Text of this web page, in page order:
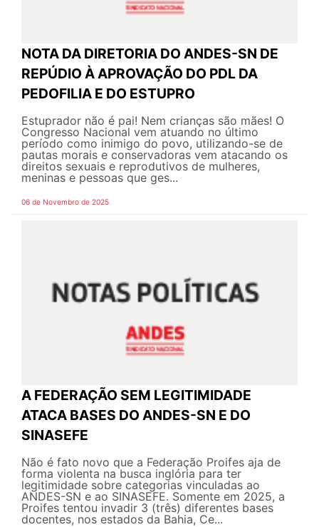
NOTA DA DIRETORIA DO ANDES-SN DE
REPÚDIO À APROVAÇÃO DO PDL DA
PEDOFILIA E DO ESTUPRO
Estuprador não é pai! Nem crianças são mães! O
Congresso Nacional vem atuando no último
período como inimigo do povo, utilizando-se de
pautas morais e conservadoras vem atacando os
direitos sexuais e reprodutivos de mulheres,
meninas e pessoas que ges...
06 de Novembro de 2025
A FEDERAÇÃO SEM LEGITIMIDADE
ATACA BASES DO ANDES-SN E DO
SINASEFE
Não é fato novo que a Federação Proifes aja de
forma violenta na busca inglória para ter
legitimidade sobre categorias vinculadas ao
ANDES-SN e ao SINASEFE. Somente em 2025, a
Proifes tentou invadir 3 (três) diferentes bases
docentes, nos estados da Bahia, Ce...